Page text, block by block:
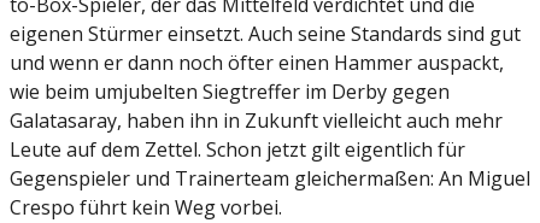
eigenen Stürmer einsetzt. Auch seine Standards sind gut
und wenn er dann noch öfter einen Hammer auspackt,
wie beim umjubelten Siegtreffer im Derby gegen
Galatasaray, haben ihn in Zukunft vielleicht auch mehr
Leute auf dem Zettel. Schon jetzt gilt eigentlich für
Gegenspieler und Trainerteam gleichermaßen: An Miguel
Crespo führt kein Weg vorbei.